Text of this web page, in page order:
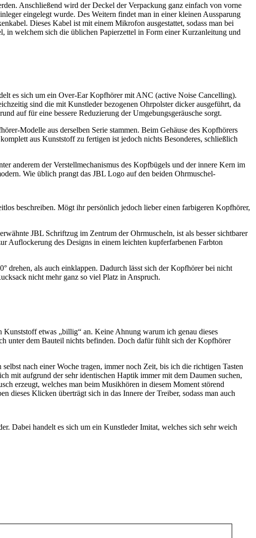
Anschließend wird der Deckel der Verpackung ganz einfach von vorne
eingelegt wurde. Des Weitern findet man in einer kleinen Aussparung
Dieses Kabel ist mit einem Mikrofon ausgestattet, sodass man bei
in welchem sich die üblichen Papierzettel in Form einer Kurzanleitung und
es sich um ein Over-Ear Kopfhörer mit ANC (active Noise Cancelling).
sind die mit Kunstleder bezogenen Ohrpolster dicker ausgeführt, da
auf für eine bessere Reduzierung der Umgebungsgeräusche sorgt.
Modelle aus derselben Serie stammen. Beim Gehäuse des Kopfhörers
aus Kunststoff zu fertigen ist jedoch nichts Besonderes, schließlich
anderem der Verstellmechanismus des Kopfbügels und der innere Kern im
Wie üblich prangt das JBL Logo auf den beiden Ohrmuschel-
beschreiben. Mögt ihr persönlich jedoch lieber einen farbigeren Kopfhörer,
JBL Schriftzug im Zentrum der Ohrmuscheln, ist als besser sichtbarer
Auflockerung des Designs in einem leichten kupferfarbenen Farbton
drehen, als auch einklappen. Dadurch lässt sich der Kopfhörer bei nicht
nicht mehr ganz so viel Platz in Anspruch.
etwas „billig“ an. Keine Ahnung warum ich genau dieses
unter dem Bauteil nichts befinden. Doch dafür fühlt sich der Kopfhörer
nach einer Woche tragen, immer noch Zeit, bis ich die richtigen Tasten
mit aufgrund der sehr identischen Haptik immer mit dem Daumen suchen,
erzeugt, welches man beim Musikhören in diesem Moment störend
dieses Klicken überträgt sich in das Innere der Treiber, sodass man auch
Dabei handelt es sich um ein Kunstleder Imitat, welches sich sehr weich